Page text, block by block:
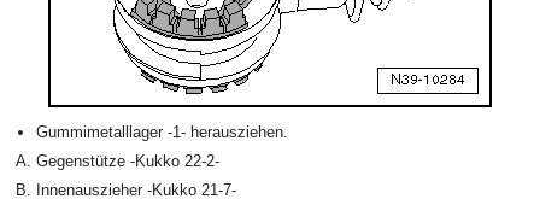
Gummimetalllager -1- herausziehen.
Gegenstütze -Kukko 22-2-
Innenauszieher -Kukko 21-7-